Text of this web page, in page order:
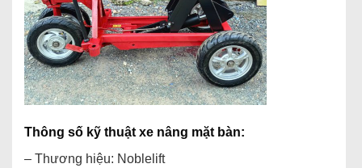
Thông số kỹ thuật xe nâng mặt bàn:
– Thương hiệu: Noblelift